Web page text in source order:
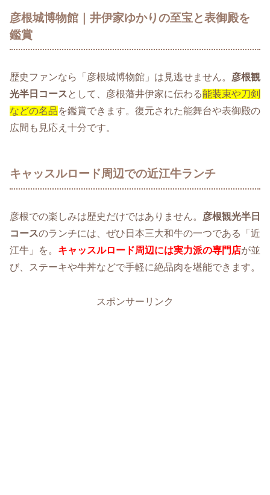
彦根城博物館｜井伊家ゆかりの至宝と表御殿を
鑑賞
歴史ファンなら「彦根城博物館」は見逃せません。 彦根観
光半日コースとして、彦根藩井伊家に伝わる能装束や刀剣
などの名品を鑑賞できます。復元された能舞台や表御殿の
広間も見応え十分です。
キャッスルロード周辺での近江牛ランチ
彦根での楽しみは歴史だけではありません。 彦根観光半日
コースのランチには、ぜひ日本三大和牛の一つである「近
江牛」を。 キャッスルロード周辺には実力派の専門店が並
び、ステーキや牛丼などで手軽に絶品肉を堪能できます。
スポンサーリンク